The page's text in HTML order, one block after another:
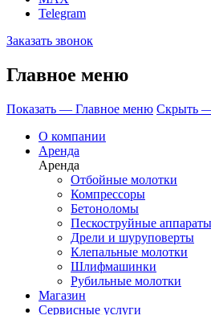
Telegram
Заказать звонок
Главное меню
Показать — Главное меню Скрыть
О компании
Аренда
Аренда
Отбойные молотки
Компрессоры
Бетоноломы
Пескоструйные аппараты
Дрели и шуруповерты
Клепальные молотки
Шлифмашинки
Рубильные молотки
Магазин
Сервисные услуги